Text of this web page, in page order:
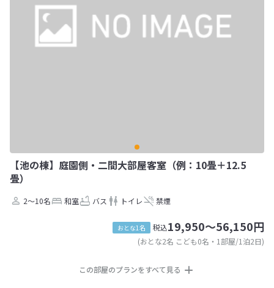
【池の棟】庭園側・二間大部屋客室（例：10畳＋12.5
畳）
2～10名 和室 バス トイレ 禁煙
おとな1名 税込19,950～56,150円
(おとな2名 こども0名・1部屋/1泊2日)
この部屋のプランをすべて見る